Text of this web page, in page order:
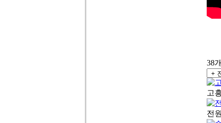
38
고
전